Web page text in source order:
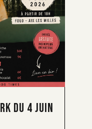
DU 4 JUIN